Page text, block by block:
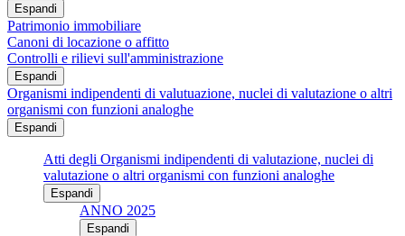
Espandi
Patrimonio immobiliare
Canoni di locazione o affitto
Controlli e rilievi sull'amministrazione
Espandi
Organismi indipendenti di valutuazione, nuclei di valutazione o altri
organismi con funzioni analoghe
Espandi
Atti degli Organismi indipendenti di valutazione, nuclei di
valutazione o altri organismi con funzioni analoghe
Espandi
ANNO 2025
Espandi